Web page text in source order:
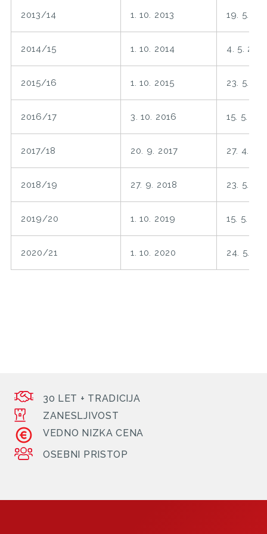
2013/14 1. 10. 2013 19. 5.
2014/15 1. 10. 2014 4. 5. 2015
2015/16 1. 10. 2015 23. 5.
2016/17 3. 10. 2016 15. 5.
2017/18 20. 9. 2017 27. 4.
2018/19 27. 9. 2018 23. 5.
2019/20 1. 10. 2019 15. 5.
2020/21 1. 10. 2020 24. 5.
30 LET + TRADICIJA
ZANESLJIVOST
VEDNO NIZKA CENA
OSEBNI PRISTOP